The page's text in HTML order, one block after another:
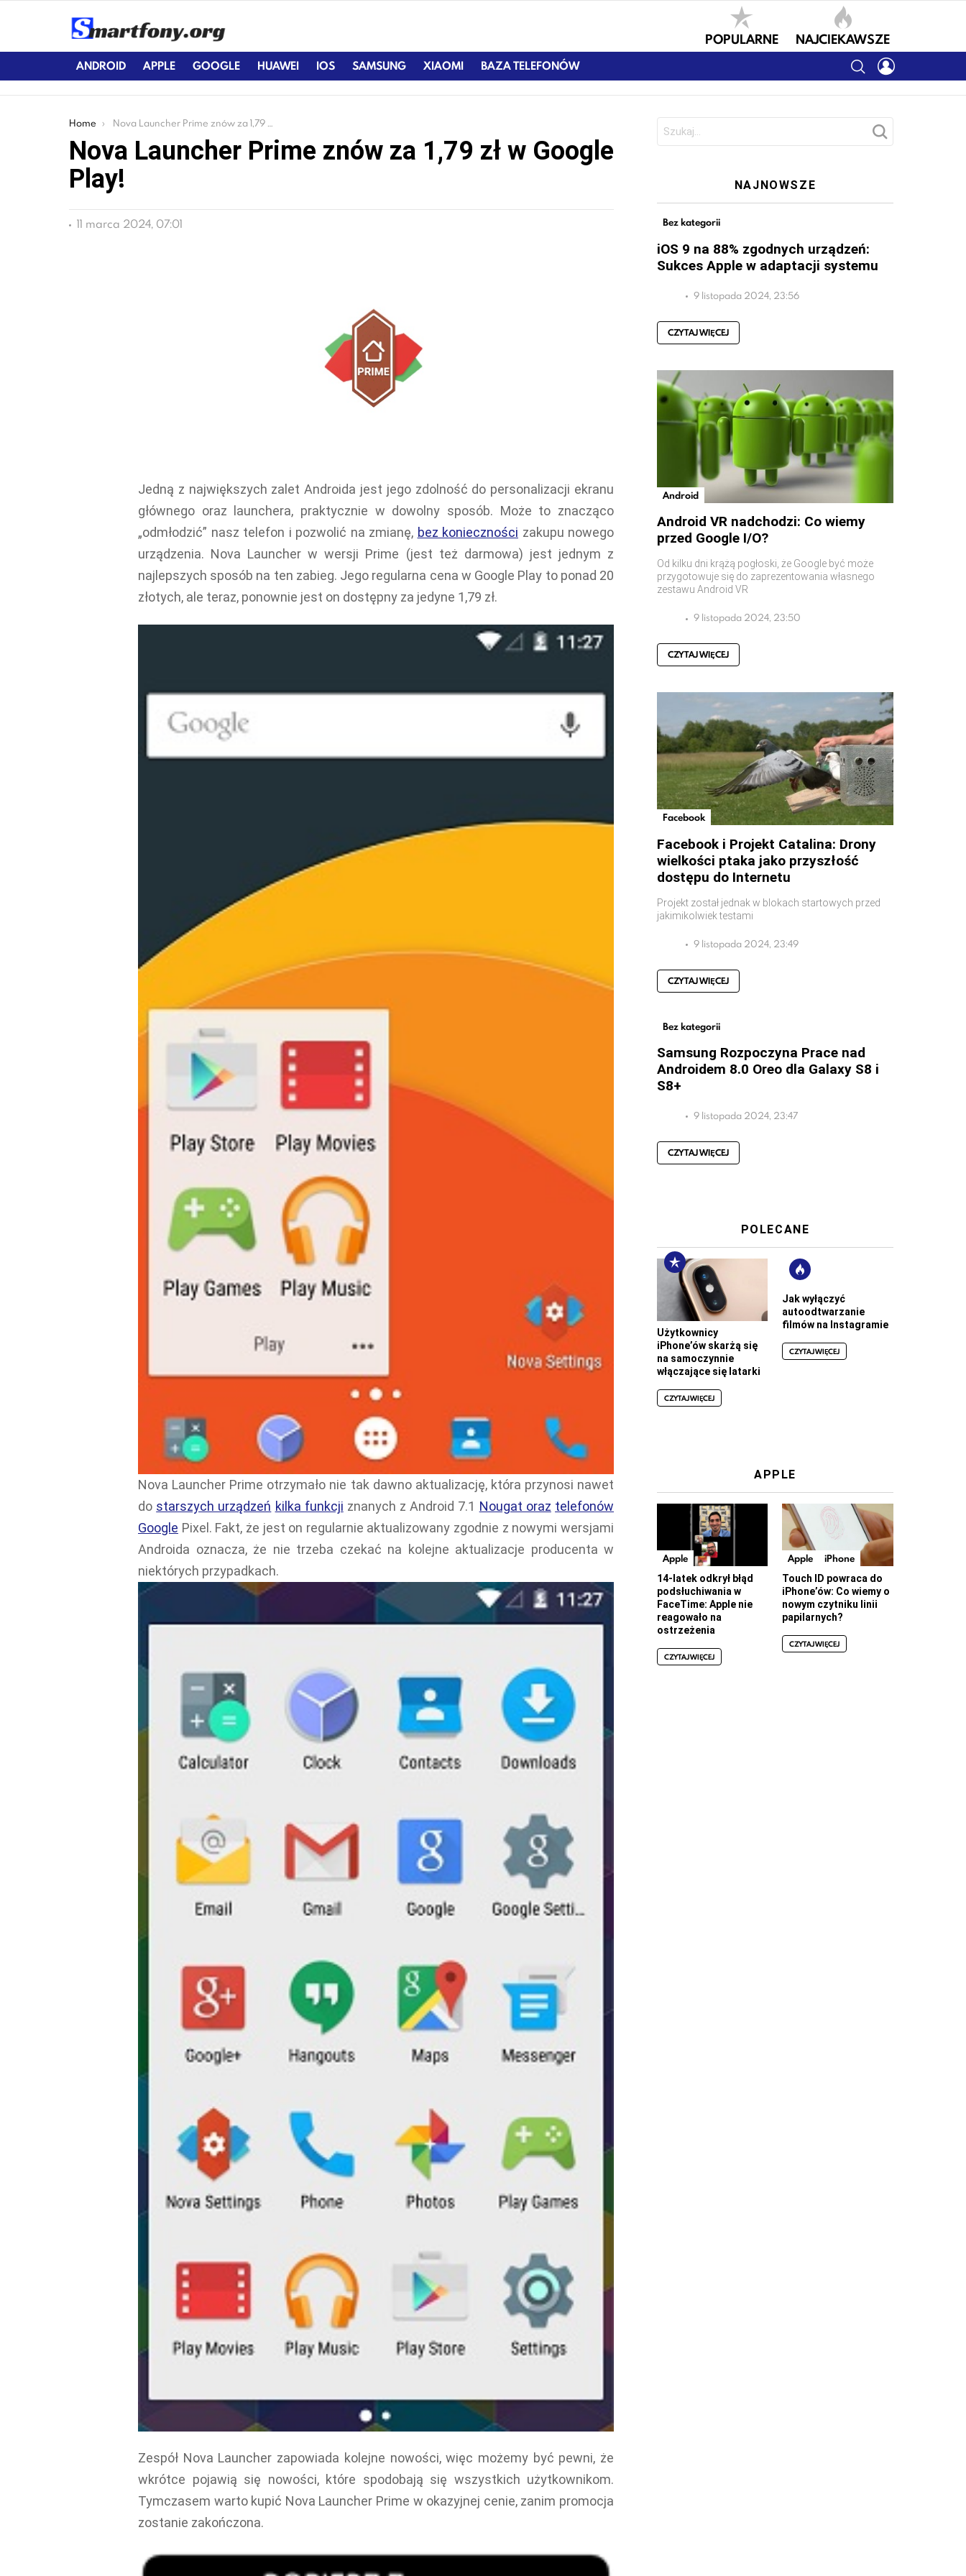
POPULARNE NAJCIEKAWSZE
ANDROID APPLE GOOGLE HUAWEI IOS SAMSUNG XIAOMI BAZA TELEFONÓW SEARCH
You are here:
Home Nova Launcher Prime znów za 1,79 zł w Google Play!
Nova Launcher Prime znów za 1,79 zł w Google
Play!
11 marca 2024, 07:01
Jedną z największych zalet Androida jest jego zdolność do personalizacji ekranu
głównego oraz launchera, praktycznie w dowolny sposób. Może to znacząco
„odmłodzić” nasz telefon i pozwolić na zmianę, bez konieczności zakupu nowego
urządzenia. Nova Launcher w wersji Prime (jest też darmowa) jest jednym z
najlepszych sposób na ten zabieg. Jego regularna cena w Google Play to ponad 20
złotych, ale teraz, ponownie jest on dostępny za jedyne 1,79 zł.
Nova Launcher Prime otrzymało nie tak dawno aktualizację, która przynosi nawet
do starszych urządzeń kilka funkcji znanych z Android 7.1 Nougat oraz telefonów
Google Pixel. Fakt, że jest on regularnie aktualizowany zgodnie z nowymi wersjami
Androida oznacza, że nie trzeba czekać na kolejne aktualizacje producenta w
niektórych przypadkach.
Zespół Nova Launcher zapowiada kolejne nowości, więc możemy być pewni, że
wkrótce pojawią się nowości, które spodobają się wszystkich użytkownikom.
Tymczasem warto kupić Nova Launcher Prime w okazyjnej cenie, zanim promocja
zostanie zakończona.
NAJNOWSZE
Bez kategorii
iOS 9 na 88% zgodnych urządzeń:
Sukces Apple w adaptacji systemu
9 listopada 2024, 23:56
CZYTAJ WIĘCEJ
Android
Android VR nadchodzi: Co wiemy
przed Google I/O?
Od kilku dni krążą pogłoski, że Google być może
przygotowuje się do zaprezentowania własnego
zestawu Android VR
9 listopada 2024, 23:50
CZYTAJ WIĘCEJ
Facebook
Facebook i Projekt Catalina: Drony
wielkości ptaka jako przyszłość
dostępu do Internetu
Projekt został jednak w blokach startowych przed
jakimikolwiek testami
9 listopada 2024, 23:49
CZYTAJ WIĘCEJ
Bez kategorii
Samsung Rozpoczyna Prace nad
Androidem 8.0 Oreo dla Galaxy S8 i
S8+
9 listopada 2024, 23:47
CZYTAJ WIĘCEJ
POLECANE
Użytkownicy
iPhone’ów skarżą się
na samoczynnie
włączające się latarki
CZYTAJ WIĘCEJ
Jak wyłączyć
autoodtwarzanie
filmów na Instagramie
CZYTAJ WIĘCEJ
APPLE
Apple
14-latek odkrył błąd
podsłuchiwania w
FaceTime: Apple nie
reagowało na
ostrzeżenia
CZYTAJ WIĘCEJ
Apple iPhone
Touch ID powraca do
iPhone’ów: Co wiemy o
nowym czytniku linii
papilarnych?
CZYTAJ WIĘCEJ